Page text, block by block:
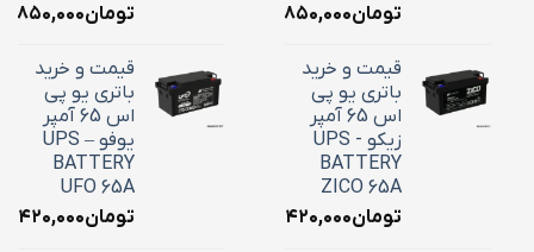
تومان۳۶,۸۵۰,۰۰۰
قیمت و خرید
باتری یو پی
اس 65 آمپر
زیکو - UPS
BATTERY
ZICO 65A
تومان۲۴,۴۲۰,۰۰۰
تومان
قیمت و خرید
باتری یو پی
اس 65 آمپر
یوفو – UPS
BATTERY
UFO 65A
تومان